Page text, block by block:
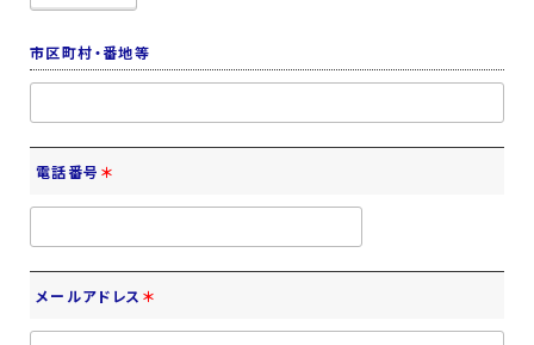
市区町村・番地等
電話番号 ＊
メールアドレス ＊